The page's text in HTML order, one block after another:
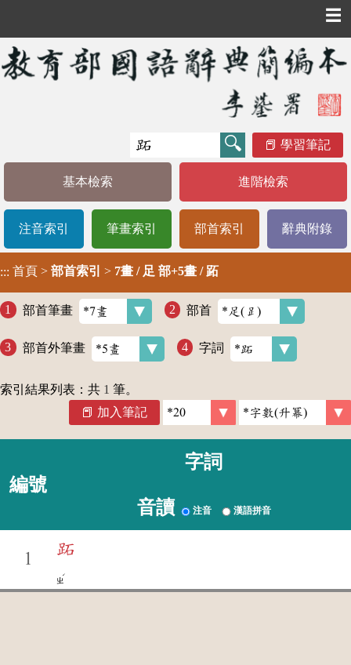
☰
學習筆記
基本檢索 進階檢索
注音索引 筆畫索引 部首索引 辭典附錄
::: 首頁 > 部首索引 > 7畫 / 足 部+5畫 / 跖
部首筆畫 部首
部首外筆畫 字詞
索引結果列表：共 1 筆。
加入筆記
編號
字詞
音讀 注音 漢語拼音
1
跖
ㄓ
ˊ